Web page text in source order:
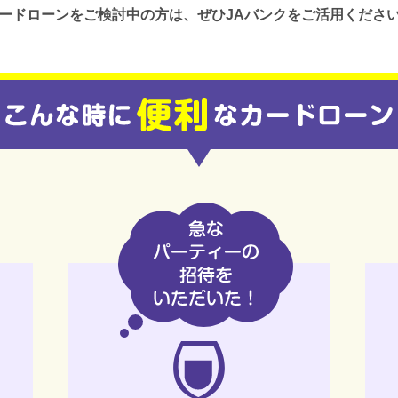
ドローンをご検討中の方は、ぜひJAバンクをご活用くださ